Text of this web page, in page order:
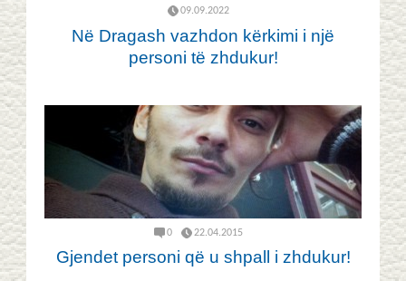
09.09.2022
Në Dragash vazhdon kërkimi i një
personi të zhdukur!
0 22.04.2015
Gjendet personi që u shpall i zhdukur!